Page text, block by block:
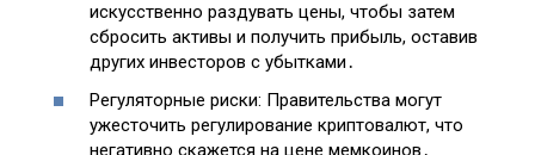
искусственно раздувать цены, чтобы затем
сбросить активы и получить прибыль, оставив
других инвесторов с убытками․
Регуляторные риски: Правительства могут
ужесточить регулирование криптовалют, что
негативно скажется на цене мемкоинов․